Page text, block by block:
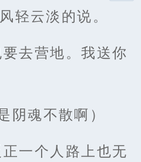
轻云淡的说。
去营地。我送你
阴魂不散啊）
一个人路上也无